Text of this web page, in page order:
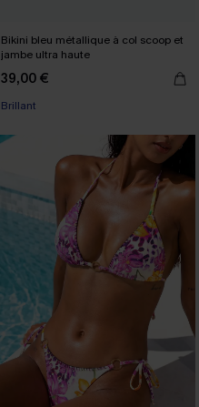
Bikini bleu métallique à col scoop et
jambe ultra haute
39,00 €
Brillant